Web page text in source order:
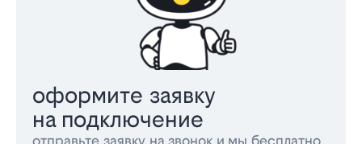
оформите заявку
на подключение
отправьте заявку на звонок и мы бесплатно